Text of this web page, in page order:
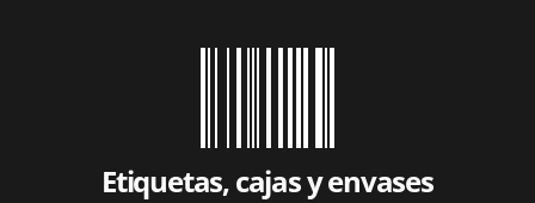
Etiquetas, cajas y envases